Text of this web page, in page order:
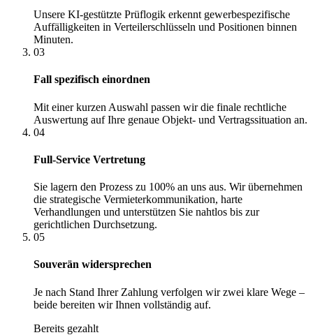
Unsere KI-gestützte Prüflogik erkennt gewerbespezifische
Auffälligkeiten in Verteilerschlüsseln und Positionen binnen
Minuten.
03
Fall spezifisch einordnen
Mit einer kurzen Auswahl passen wir die finale rechtliche
Auswertung auf Ihre genaue Objekt- und Vertragssituation an.
04
Full-Service Vertretung
Sie lagern den Prozess zu 100% an uns aus. Wir übernehmen
die strategische Vermieterkommunikation, harte
Verhandlungen und unterstützen Sie nahtlos bis zur
gerichtlichen Durchsetzung.
05
Souverän widersprechen
Je nach Stand Ihrer Zahlung verfolgen wir zwei klare Wege –
beide bereiten wir Ihnen vollständig auf.
Bereits gezahlt